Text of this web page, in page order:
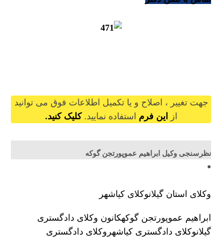
جهت تغییر ، اصلاح و یا تکمیل اطلاعات فوق می توانید
از
این فرم استفاده نمایید. کلیک کنید.
نظرسنجی وکیل ابراهیم عموپورتجن گوکه
وکلای استان گیلانوکلای کیاشهر
ابراهیم عموپورتجن گوکهکانون وکلای دادگستری
گیلانوکلای دادگستری کیاشهر وکلای دادگستری